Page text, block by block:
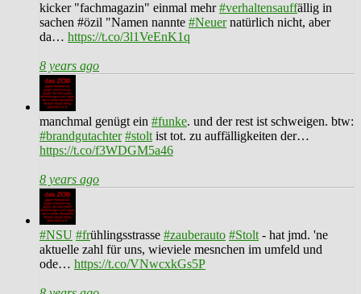
kicker "fachmagazin" einmal mehr#verhaltensauffällig in
sachen #özil "Namen nannte #Neuernatürlich nicht, aber
da… https://t.co/3l1VeEnK1q
8 years ago
manchmal genügt ein #funke. und der rest ist schweigen. btw:
#brandgutachter #stolt ist tot. zu auffälligkeiten der…
https://t.co/f3WDGM5a46
8 years ago
#NSU #frühlingsstrasse #zauberauto #Stolt - hat jmd. 'ne
aktuelle zahl für uns, wieviele mesnchen im umfeld und
ode… https://t.co/VNwcxkGs5P